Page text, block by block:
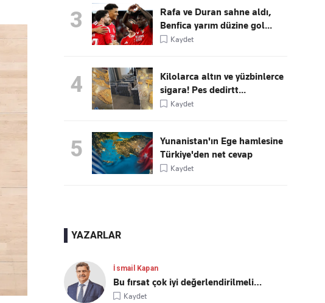
3
Rafa ve Duran sahne aldı,
Benfica yarım düzine gol...
Kaydet
4
Kilolarca altın ve yüzbinlerce
sigara! Pes dedirtt...
Kaydet
5
Yunanistan'ın Ege hamlesine
Türkiye'den net cevap
Kaydet
YAZARLAR
İsmail Kapan
Bu fırsat çok iyi değerlendirilmeli…
Kaydet